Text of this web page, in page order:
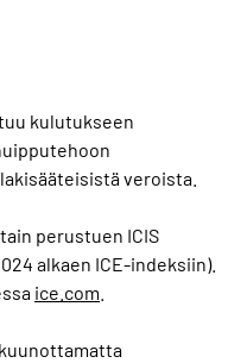
kulutukseen
veroista.
perustuen ICIS
alkaen ICE-indeksiin).
ice.com